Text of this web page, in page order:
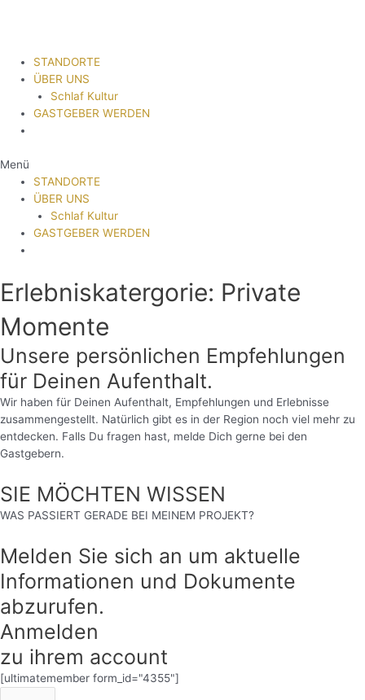
STANDORTE
ÜBER UNS
Schlaf Kultur
GASTGEBER WERDEN
Menü
STANDORTE
ÜBER UNS
Schlaf Kultur
GASTGEBER WERDEN
Erlebniskatergorie: Private
Momente
Unsere persönlichen Empfehlungen
für Deinen Aufenthalt.
Wir haben für Deinen Aufenthalt, Empfehlungen und Erlebnisse
zusammengestellt. Natürlich gibt es in der Region noch viel mehr zu
entdecken. Falls Du fragen hast, melde Dich gerne bei den
Gastgebern.
SIE MÖCHTEN WISSEN
WAS PASSIERT GERADE BEI MEINEM PROJEKT?
Melden Sie sich an um aktuelle
Informationen und Dokumente
abzurufen.
Anmelden
zu ihrem account
[ultimatemember form_id="4355"]